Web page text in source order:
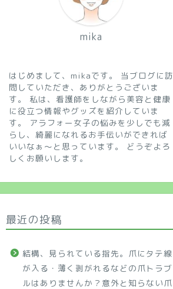
mika
はじめまして、mikaです。 当ブログに訪
問していただき、ありがとうございま
す。 私は、看護師をしながら美容と健康
に役立つ情報やグッズを紹介していま
す。 アラフォー女子の悩みを少しでも減
らし、綺麗になれるお手伝いができれば
いいなぁ～と思っています。 どうぞよろ
しくお願いします。
最近の投稿
結構、見られている指先。爪にタテ線
が入る・薄く剥がれるなどの爪トラブ
ルはありませんか？意外と知らない爪